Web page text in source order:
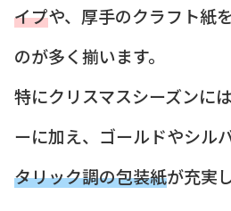
イプや、厚手のクラフト紙
のが多く揃います。
特にクリスマスシーズンに
ーに加え、ゴールドやシル
タリック調の包装紙が充実